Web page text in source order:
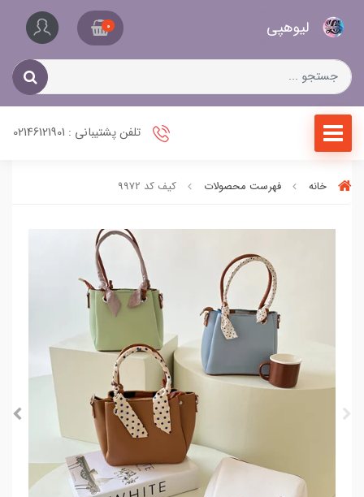
لیو‌هپی 0
تلفن پشتیبانی : 02146121901
خانه فهرست محصولات کیف کد 9972